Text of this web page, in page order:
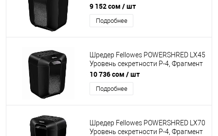
подача 8(50) лист, Ёмкость корзины
17 л, Уничтожение скоб, скрепок, пл.
карт, Чёрный
9 152 сом / шт
Подробнее
Шредер Fellowes POWERSHRED LX45
Уровень секретности P-4, Фрагмент
4х37 мм, Подача 8(50)лист, Ёмкость
корзины 17 л, Уничтожение скоб,
скрепок, пл. карт, Чёрный
10 736 сом / шт
Подробнее
Шредер Fellowes POWERSHRED LX70
Уровень секретности P-4, Фрагмент